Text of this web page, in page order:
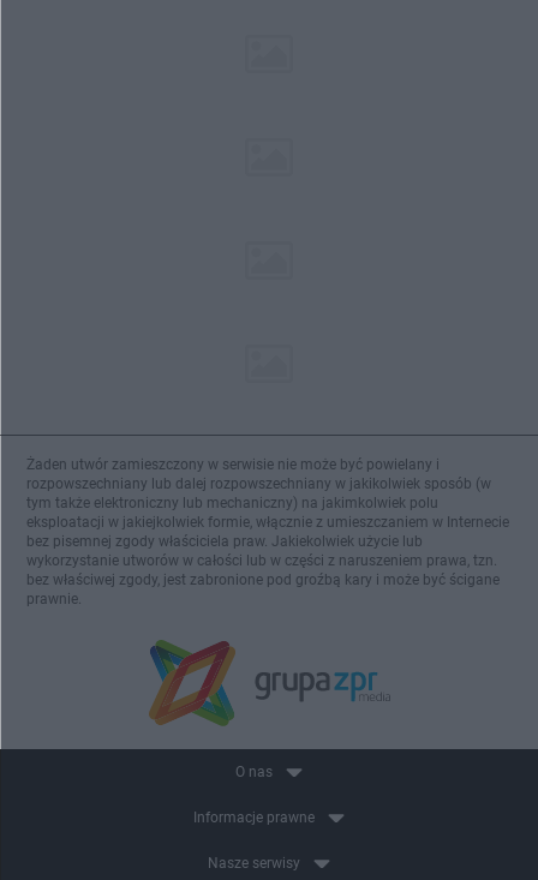
Żaden utwór zamieszczony w serwisie nie może być powielany i
rozpowszechniany lub dalej rozpowszechniany w jakikolwiek sposób (w
tym także elektroniczny lub mechaniczny) na jakimkolwiek polu
eksploatacji w jakiejkolwiek formie, włącznie z umieszczaniem w Internecie
bez pisemnej zgody właściciela praw. Jakiekolwiek użycie lub
wykorzystanie utworów w całości lub w części z naruszeniem prawa, tzn.
bez właściwej zgody, jest zabronione pod groźbą kary i może być ścigane
prawnie.
O nas
Informacje prawne
Nasze serwisy